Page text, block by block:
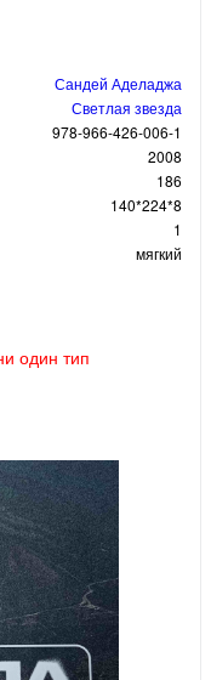
Сандей Аделаджа
Светлая звезда
978-966-426-006-1
2008
186
140*224*8
1
мягкий
один тип